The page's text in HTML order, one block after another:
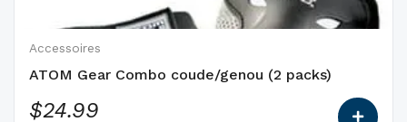
Accessoires
ATOM Gear Combo coude/genou (2 packs)
$24.99
choisies
sur
page